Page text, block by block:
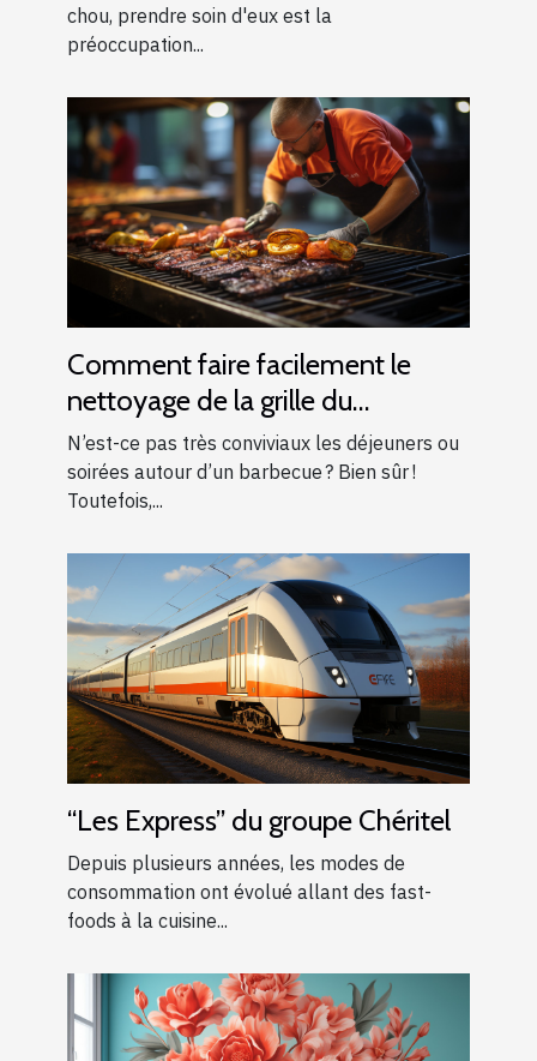
chou, prendre soin d'eux est la
préoccupation...
Comment faire facilement le
nettoyage de la grille du
barbecue ?
N’est-ce pas très conviviaux les déjeuners ou
soirées autour d’un barbecue ? Bien sûr !
Toutefois,...
“Les Express” du groupe Chéritel
Depuis plusieurs années, les modes de
consommation ont évolué allant des fast-
foods à la cuisine...